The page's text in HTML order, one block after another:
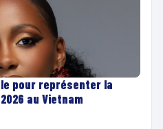
pour représenter la
au Vietnam